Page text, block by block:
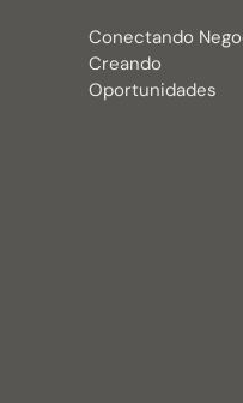
Conectando
Creando
Oportunidades